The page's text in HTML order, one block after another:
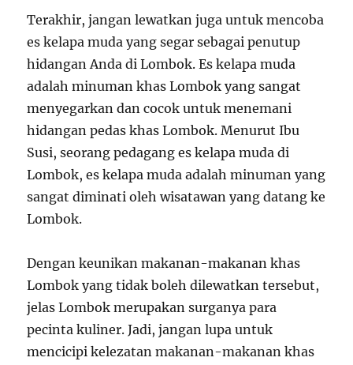
Terakhir, jangan lewatkan juga untuk mencoba
es kelapa muda yang segar sebagai penutup
hidangan Anda di Lombok. Es kelapa muda
adalah minuman khas Lombok yang sangat
menyegarkan dan cocok untuk menemani
hidangan pedas khas Lombok. Menurut Ibu
Susi, seorang pedagang es kelapa muda di
Lombok, es kelapa muda adalah minuman yang
sangat diminati oleh wisatawan yang datang ke
Lombok.
Dengan keunikan makanan-makanan khas
Lombok yang tidak boleh dilewatkan tersebut,
jelas Lombok merupakan surganya para
pecinta kuliner. Jadi, jangan lupa untuk
mencicipi kelezatan makanan-makanan khas